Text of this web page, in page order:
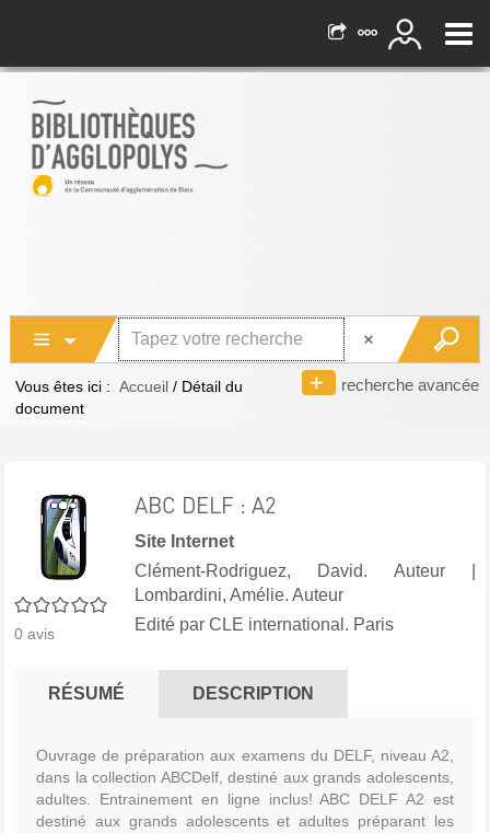
recherche avancée
Vous êtes ici : Accueil / Détail du
document
0/5
0 avis
ABC DELF : A2
Site Internet
Clément-Rodriguez, David. Auteur|
Lombardini, Amélie. Auteur
Edité par CLE international. Paris
RÉSUMÉ DESCRIPTION
Ouvrage de préparation aux examens du DELF, niveau A2,
dans la collection ABCDelf, destiné aux grands adolescents,
adultes. Entrainement en ligne inclus! ABC DELF A2 est
destiné aux grands adolescents et adultes préparant les